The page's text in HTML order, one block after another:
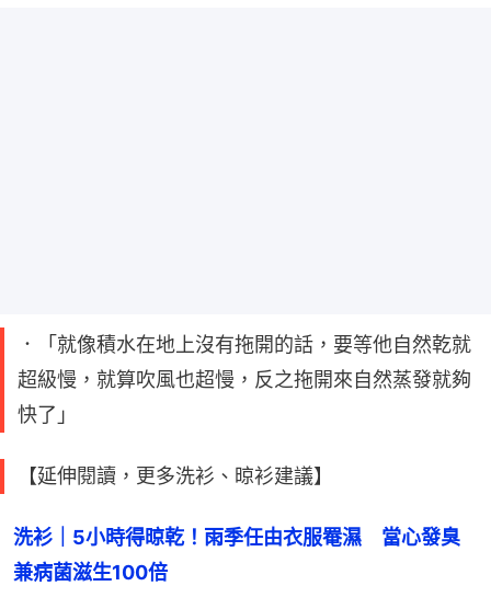
．「就像積水在地上沒有拖開的話，要等他自然乾就
超級慢，就算吹風也超慢，反之拖開來自然蒸發就夠
快了」
【延伸閱讀，更多洗衫、晾衫建議】
洗衫｜5小時得晾乾！雨季任由衣服罨濕　當心發臭
兼病菌滋生100倍